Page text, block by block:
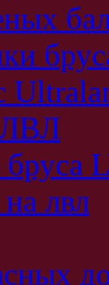
ЛВЛ
бруса
лвл